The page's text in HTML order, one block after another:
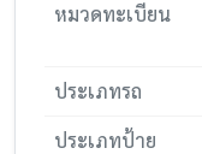
หมวดทะเบียน
ประเภทรถ
ประเภทป้าย